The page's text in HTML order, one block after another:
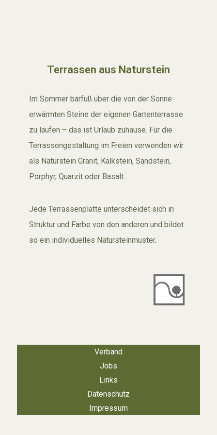
Terrassen aus Naturstein
Im Sommer barfuß über die von der Sonne
erwärmten Steine der eigenen Gartenterrasse
zu laufen – das ist Urlaub zuhause. Für die
Terrassengestaltung im Freien verwenden wir
als Naturstein Granit, Kalkstein, Sandstein,
Porphyr, Quarzit oder Basalt.
Jede Terrassenplatte unterscheidet sich in
Struktur und Farbe von den anderen und bildet
so ein individuelles Natursteinmuster.
Verband
Jobs
Links
Datenschutz
Impressum